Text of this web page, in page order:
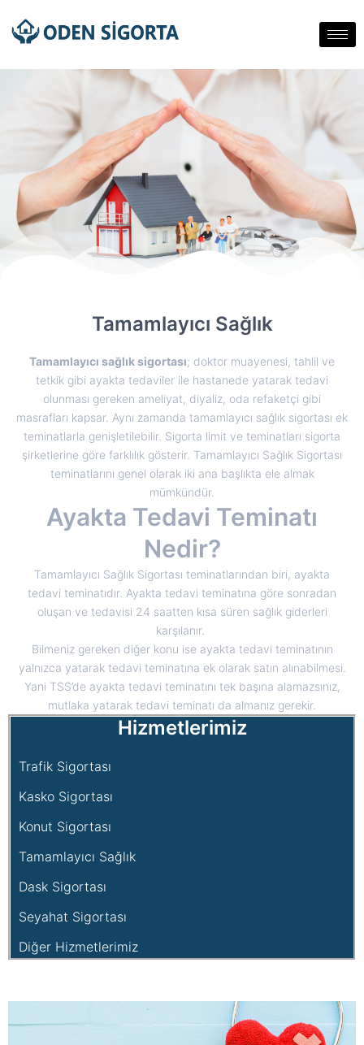
Tamamlayıcı Sağlık
Tamamlayıcı sağlık sigortası; doktor muayenesi, tahlil ve
tetkik gibi ayakta tedaviler ile hastanede yatarak tedavi
olunması gereken ameliyat, diyaliz, oda refaketçi gibi
masrafları kapsar. Aynı zamanda tamamlayıcı sağlık sigortası ek
teminatlarla genişletilebilir. Sigorta limit ve teminatları sigorta
şirketlerine göre farklılık gösterir. Tamamlayıcı Sağlık Sigortası
teminatlarını genel olarak iki ana başlıkta ele almak
mümkündür.
Ayakta Tedavi Teminatı
Nedir?
Tamamlayıcı Sağlık Sigortası teminatlarından biri, ayakta
tedavi teminatıdır. Ayakta tedavi teminatına göre sonradan
oluşan ve tedavisi 24 saatten kısa süren sağlık giderleri
karşılanır.
Bilmeniz gereken diğer konu ise ayakta tedavi teminatının
yalnızca yatarak tedavi teminatına ek olarak satın alınabilmesi.
Yani TSS’de ayakta tedavi teminatını tek başına alamazsınız,
mutlaka yatarak tedavi teminatı da almanız gerekir.
Hizmetlerimiz
Trafik Sigortası
Kasko Sigortası
Konut Sigortası
Tamamlayıcı Sağlık
Dask Sigortası
Seyahat Sigortası
Diğer Hizmetlerimiz